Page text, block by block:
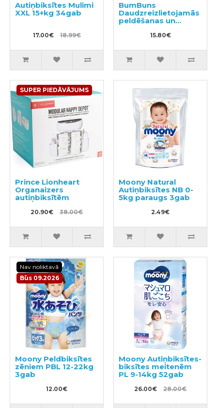
Autiņbiksītes Mulimi
XXL 15+kg 34gab
17.00€ 18.99€
BumBuns
Daudzreizlietojamās
peldēšanas un
podiņmācību
autiņbiksīte M 11–15
15.80€
SUPER PIEDĀVĀJUMS
Prince Lionheart
Organaizers
autiņbiksītēm
20.90€ 38.00€
Moony Natural
Autiņbiksītes NB 0-
5kg paraugs 3gab
2.49€
Nav noliktavā
Būs 09.2026
Moony Peldbiksītes
zēniem PBL 12-22kg
3gab
12.00€
Moony Autiņbiksītes-
biksītes meitenēm
PL 9-14kg 52gab
26.00€ 28.00€